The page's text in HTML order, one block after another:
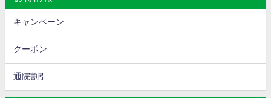
キャンペーン
クーポン
通院割引